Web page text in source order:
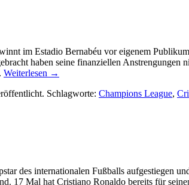
im Estadio Bernabéu vor eigenem
haben seine finanziellen
Weiterlesen →
Schlagworte: Champions League,
des internationalen Fußballs aufgestiegen
17 Mal hat Cristiano Ronaldo bereits für